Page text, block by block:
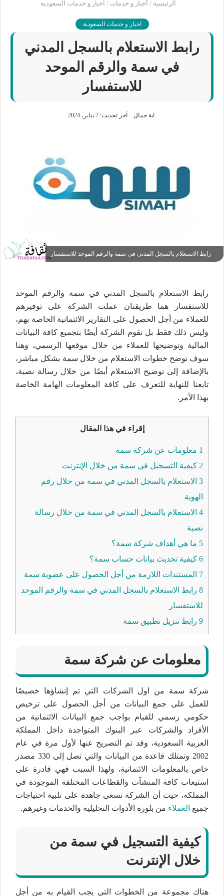
الرئيسية / أخبار و خدمات / اخبار و خدمات السعودية
اخبار و خدمات السعودية
رابط الاستعلام بالسجل المدني
في سمة والرقم الموحد
للاستفسار
اية جمال آخر تحديث: 7 يناير، 2024
رابط الاستعلام بالسجل المدني في سمة والرقم الموحد للاستفسار
رابط الاستعلام بالسجل المدني في سمة والرقم الموحد
للاستفسار هما طريقتان عملت الشركة على توفيرهم
للعملاء من أجل الحصول على التقارير الائتمانية الخاصة بهم،
وليس ذلك فقط بل تقوم الشركة أيضًا بتجميع كافة البيانات
المالية وتوضيحها للعملاء من خلال موقعها الرسمي، وهنا
سوف نوضح خطوات الاستعلام من خلال سمة بشكل مباشر،
بالإضافة إلى توضيح الاستعلام أيضًا من خلال رسالة نصية،
تابعنا للنهاية للتعرف على كافة المعلومات الهامة الخاصة
بهذا الأمر.
إقراء في هذا المقال
1 معلومات عن شركة سمة
2 كيفية التسجيل في سمة من خلال الإنترنت
3 الاستعلام بالسجل المدني في سمة من خلال رقم
الهوية
4 الاستعلام بالسجل المدني في سمة من خلال رسالة
نصية
5 ما هي أهداف شركة سمة؟
6 كيفية تحديث بيانات حساب سمة؟
7 المستندات اللازمة من أجل الحصول على عضوية سمة
8 رابط الاستعلام بالسجل المدني في سمة والرقم الموحد
للاستفسار
9 رابط تنزيل تطبيق سمة
معلومات عن شركة سمة
شركة سمة من اول الشركات التي تم إنشاؤها خصيصًا
للعمل على جمع البيانات من أجل الحصول على ترخيص
حكومي رسمي للقيام بواجب جمع البيانات الائتمانية من
الأفراد والشركات عبر البنوك المتواجدة داخل المملكة
العربية السعودية، وقد تم التصريح عنها لأول مرة في عام
2002 وتمتلك قاعدة من البيانات والتي تصل إلى 330 مصدر
خاص بالمعلومات الائتمانية، ولهذا السبب فهي قادرة على
استيعاب كافة المنشآت والقطاعات المختلفة الموجودة في
المملكة، حيث أن الشركة تسعى جاهدة على تلبية احتياجات
جميع العملاء من بلورة الأدوات التحليلية والخدمات وغيرهم.
كيفية التسجيل في سمة من
خلال الإنترنت
هناك مجموعة من الخطوات التي يجب القيام به من أجل